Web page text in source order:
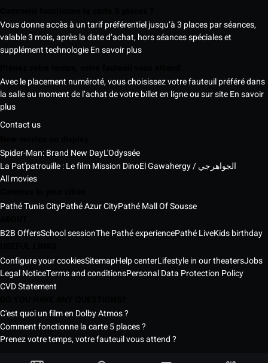
Vous donne accès à un tarif préférentiel jusqu’à 3 places par séances,
valable 3 mois, après la date d’achat, hors séances spéciales et
supplément technologieEn savoir plus
Avec le placement numéroté, vous choisissez votre fauteuil préféré dans
la salle au moment de l’achat de votre billet en ligne ou sur siteEn savoir
plus
Contact us
Spider-Man: Brand New DayL'Odyssée
La Pat'patrouille : Le film Mission Dino
El Gawahergy / الجواهرجي
All movies
Pathé Tunis CityPathé Azur CityPathé Mall Of Sousse
B2B OffersSchool sessionThe Pathé experiencePathé LiveKids birthday
Configure your cookiesSitemapHelp centerLifestyle in our theatersJobs
Legal NoticeTerms and conditionsPersonal Data Protection Policy
CVD Statement
C'est quoi un film en Dolby Atmos ?
Comment fonctionne la carte 5 places ?
Prenez votre temps, votre fauteuil vous attend ?